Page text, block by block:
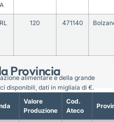
Provincia
120 471140
Valore
Produzione
Cod.
Ateco
alimentare e della grande
disponibili, dati in migliaia di €.